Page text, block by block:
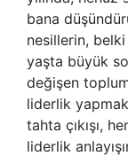
bana
nesillerin,
yaşta büyük
değişen
liderlik
tahta çıkışı,
liderlik